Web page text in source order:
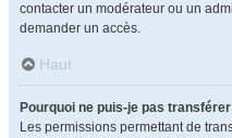
contacter un modérateur ou un
demander un accès.
Haut
Pourquoi ne puis-je pas
Les permissions permettant de